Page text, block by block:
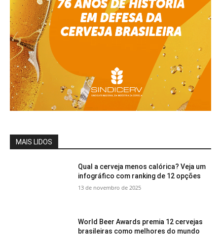
MAIS LIDOS
Qual a cerveja menos calórica? Veja um
infográfico com ranking de 12 opções
13 de novembro de 2025
World Beer Awards premia 12 cervejas
brasileiras como melhores do mundo